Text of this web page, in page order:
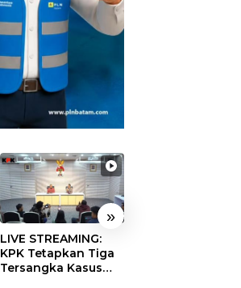
»
LIVE STREAMING:
KPK Tetapkan Tiga
Tersangka Kasus